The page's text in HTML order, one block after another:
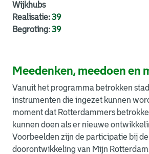
Wijkhubs
Realisatie:39
Begroting:39
Meedenken, meedoen en
Vanuit het programma betrokken
instrumenten die ingezet kunnen
moment dat Rotterdammers
kunnen doen als er nieuwe
Voorbeelden zijn de participatie bij
doorontwikkeling van Mijn